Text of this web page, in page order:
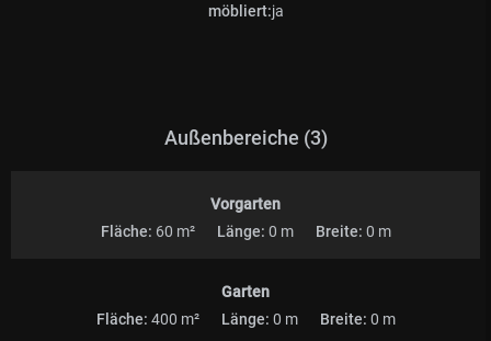
möbliert:ja
Außenbereiche (3)
Vorgarten
Fläche: 60 m² Länge: 0 m Breite: 0 m
Garten
Fläche: 400 m² Länge: 0 m Breite: 0 m